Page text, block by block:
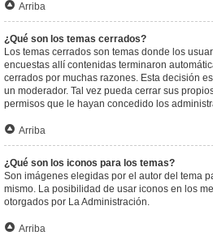
Arriba
¿Qué son los temas cerrados?
Los temas cerrados son temas donde los
encuestas allí contenidas terminaron
cerrados por muchas razones. Esta decisión
un moderador. Tal vez pueda cerrar sus
permisos que le hayan concedido los
Arriba
¿Qué son los iconos para los temas?
Son imágenes elegidas por el autor del tema
mismo. La posibilidad de usar iconos en los
otorgados por La Administración.
Arriba